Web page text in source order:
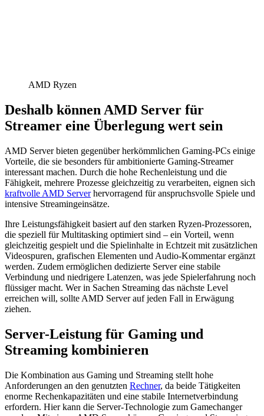
AMD Ryzen
Deshalb können AMD Server für
Streamer eine Überlegung wert sein
AMD Server bieten gegenüber herkömmlichen Gaming-PCs einige
Vorteile, die sie besonders für ambitionierte Gaming-Streamer
interessant machen. Durch die hohe Rechenleistung und die
Fähigkeit, mehrere Prozesse gleichzeitig zu verarbeiten, eignen sich
kraftvolle AMD Serverhervorragend für anspruchsvolle Spiele und
intensive Streamingeinsätze.
Ihre Leistungsfähigkeit basiert auf den starken Ryzen-Prozessoren,
die speziell für Multitasking optimiert sind – ein Vorteil, wenn
gleichzeitig gespielt und die Spielinhalte in Echtzeit mit zusätzlichen
Videospuren, grafischen Elementen und Audio-Kommentar ergänzt
werden. Zudem ermöglichen dedizierte Server eine stabile
Verbindung und niedrigere Latenzen, was jede Spielerfahrung noch
flüssiger macht. Wer in Sachen Streaming das nächste Level
erreichen will, sollte AMD Server auf jeden Fall in Erwägung
ziehen.
Server-Leistung für Gaming und
Streaming kombinieren
Die Kombination aus Gaming und Streaming stellt hohe
Anforderungen an den genutzten Rechner, da beide Tätigkeiten
enorme Rechenkapazitäten und eine stabile Internetverbindung
erfordern. Hier kann die Server-Technologie zum Gamechanger